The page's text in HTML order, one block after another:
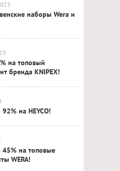
наборы Wera и
на топовый
бренда KNIPEX!
на HEYCO!
на топовые
WERA!